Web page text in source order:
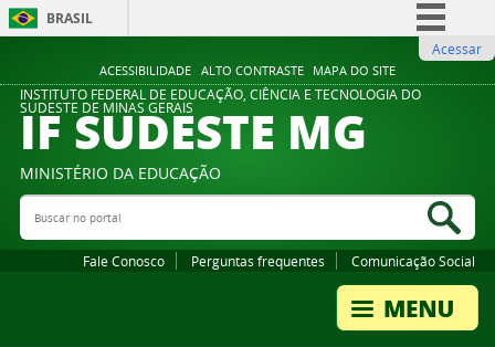
ACESSIBILIDADE ALTO CONTRASTE MAPA DO SITE
BRASIL
Comunica BR
Participe
Legislação
Acessar
INSTITUTO FEDERAL DE EDUCAÇÃO, CIÊNCIA E TECNOLOGIA DO
SUDESTE DE MINAS GERAIS
IF SUDESTE MG
MINISTÉRIO DA EDUCAÇÃO
Buscar no portal
Fale Conosco Perguntas frequentes Comunicação Social